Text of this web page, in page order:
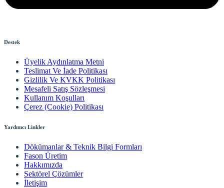
Destek
Üyelik Aydınlatma Metni
Teslimat Ve İade Politikası
Gizlilik Ve KVKK Politikası
Mesafeli Satış Sözleşmesi
Kullanım Koşulları
Çerez (Cookie) Politikası
Yardımcı Linkler
Dökümanlar & Teknik Bilgi Formları
Fason Üretim
Hakkımızda
Sektörel Çözümler
İletişim